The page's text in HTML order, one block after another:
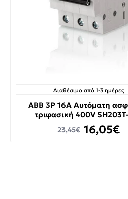
Διαθέσιμο από 1-3 ημέρες
ABB 3P 16A Αυτόματη
τριφασική 400V
16,05€
23,45€